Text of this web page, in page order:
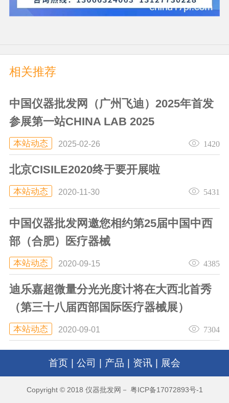
相关推荐
中国仪器批发网（广州飞迪）2025年首发
参展第一站CHINA LAB 2025
本站动态 2025-02-26 1420
北京CISILE2020终于要开展啦
本站动态 2020-11-30 5431
中国仪器批发网邀您相约第25届中国中西
部（合肥）医疗器械
本站动态 2020-09-15 4385
迪乐嘉超微量分光光度计将在大西北首秀
（第三十八届西部国际医疗器械展）
本站动态 2020-09-01 7304
首页 公司 产品 资讯 展会
Copyright © 2018 仪器批发网－ 粤ICP备17072893号-1